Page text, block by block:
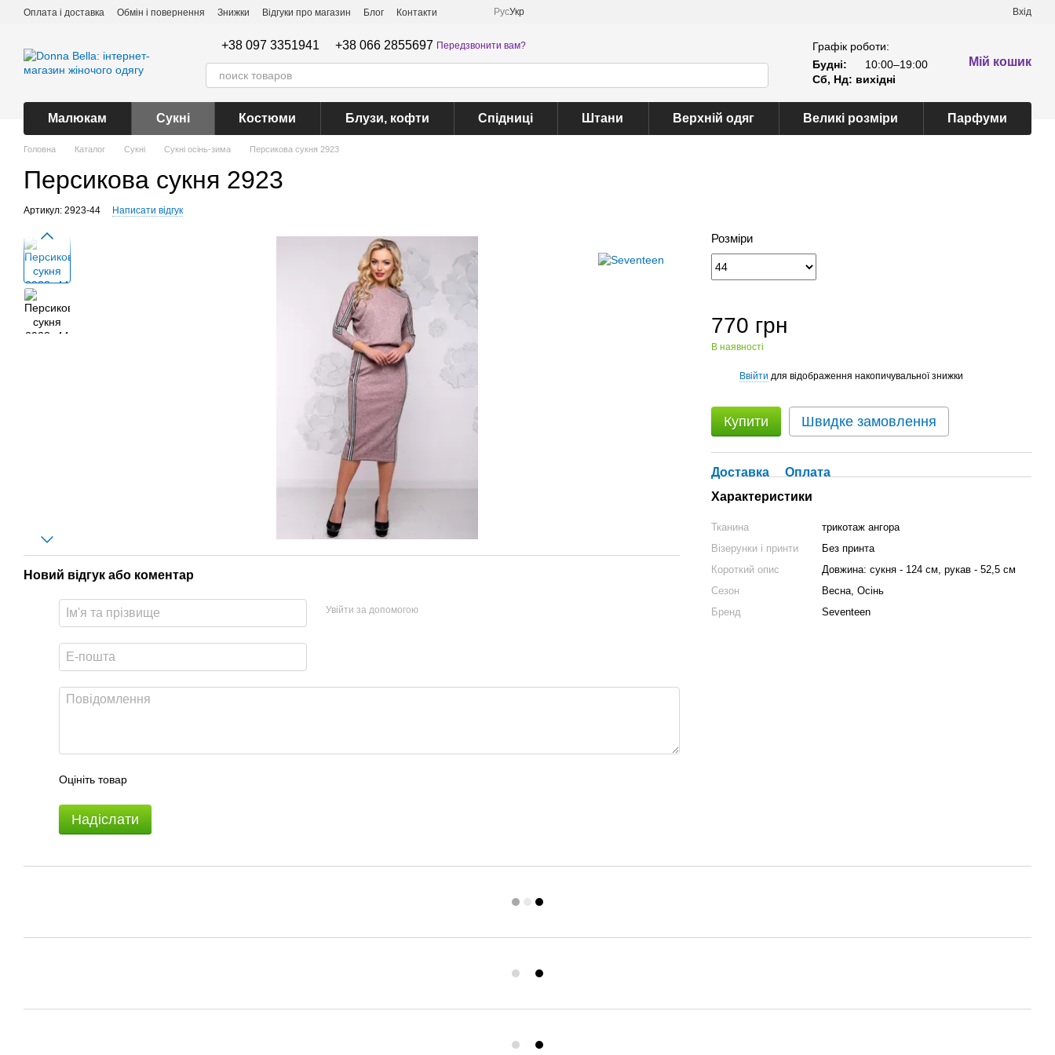
Перейти до основного контенту
Оплата і доставка Обмін і повернення Знижки Відгуки про магазин Блог Контакти РусУкр Вхід
+38 097 3351941 +38 066 2855697 Передзвонити вам?
Графік роботи:
Будні:
10:00–19:00
Сб, Нд: вихідні
Мій кошик
Малюкам Сукні Костюми Блузи, кофти Спідниці Штани Верхній одяг Великі розміри Парфуми
Головна Каталог Сукні Сукні осінь-зима Персикова сукня 2923
Персикова сукня 2923
Артикул: 2923-44 Написати відгук
Новий відгук або коментар
Увійти за допомогою
Оцініть товар
Надіслати
Розміри
770 грн
В наявності
Ввійти для відображення накопичувальної знижки
Купити Швидке замовлення
Доставка
Оплата
Характеристики
Тканина
трикотаж ангора
Візерунки і принти
Без принта
Короткий опис
Довжина: сукня - 124 см, рукав - 52,5 см
Сезон
Весна, Осінь
Бренд
Seventeen